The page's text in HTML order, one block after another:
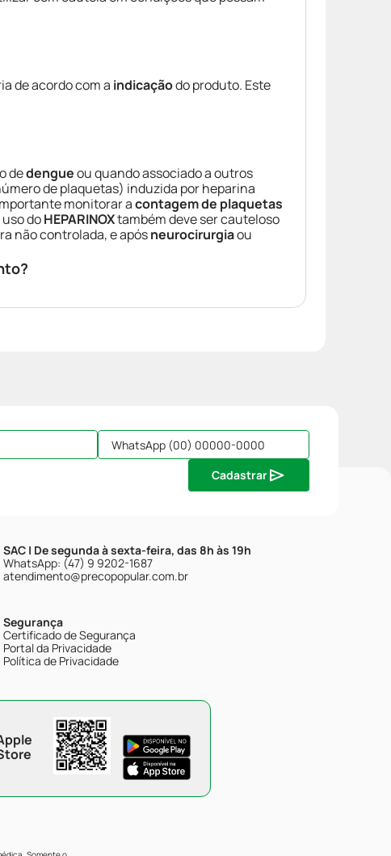
de acordo com a indicaçãodo produto. Este
dedengueou quando associado a outros
de plaquetas) induzida por heparina
monitorar acontagem de plaquetas
doHEPARINOXtambém deve ser cauteloso
não controlada, e apósneurocirurgiaou
Cadastrar
SAC | De segunda à sexta-feira, das 8h às 19h
WhatsApp: (47) 9 9202-1687
atendimento@precopopular.com.br
Segurança
Certificado de Segurança
Portal da Privacidade
Política de Privacidade